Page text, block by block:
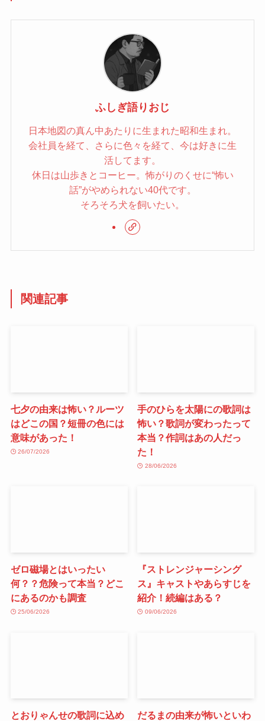
ふしぎ語りおじ
日本地図の真ん中あたりに生まれた昭和生まれ。
会社員を経て、さらに色々を経て、今は好きに生
活してます。
休日は山歩きとコーヒー。怖がりのくせに“怖い
話”がやめられない40代です。
そろそろ犬を飼いたい。
関連記事
七夕の由来は怖い？ルーツ
はどこの国？短冊の色には
意味があった！
26/07/2026
手のひらを太陽にの歌詞は
怖い？歌詞が変わったって
本当？作詞はあの人だっ
た！
28/06/2026
ゼロ磁場とはいったい
何？？危険って本当？どこ
にあるのかも調査
25/06/2026
『ストレンジャーシング
ス』キャストやあらすじを
紹介！続編はある？
09/06/2026
とおりゃんせの歌詞に込め だるまの由来が怖いといわ